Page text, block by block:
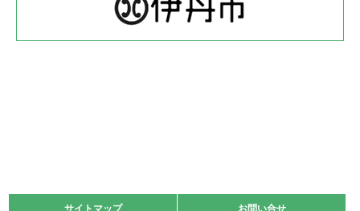
2022.05.22
緑ケ丘体育館
サイトマップ お問い合せ
サイトマップ お問い合せ